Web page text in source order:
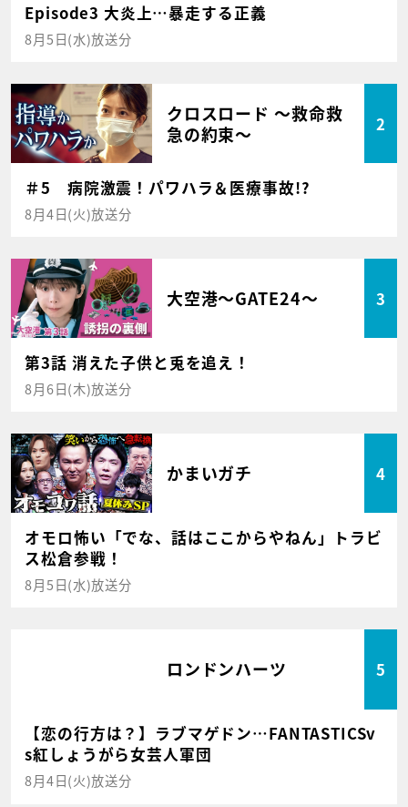
Episode3 大炎上…暴走する正義
8月5日(水)放送分
クロスロード ～救命救
急の約束～
2
＃5 病院激震！パワハラ＆医療事故!?
8月4日(火)放送分
大空港～GATE24～ 3
第3話 消えた子供と兎を追え！
8月6日(木)放送分
かまいガチ 4
オモロ怖い「でな、話はここからやねん」トラビ
ス松倉参戦！
8月5日(水)放送分
ロンドンハーツ 5
【恋の行方は？】ラブマゲドン…FANTASTICSv
s紅しょうがら女芸人軍団
8月4日(火)放送分